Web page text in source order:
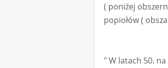
( poniżej
popiołów (
" W latach 50.